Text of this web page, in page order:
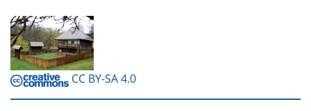
CC BY-SA 4.0